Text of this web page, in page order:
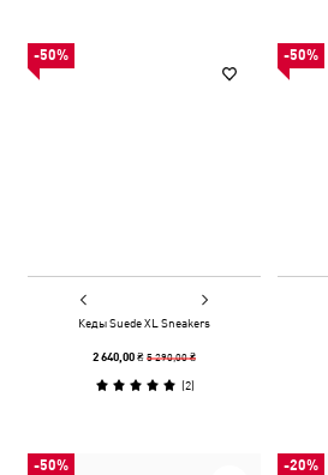
-50%
Кеды Suede XL Sneakers
2 640,00 ₴5 290,00 ₴
(2)
-50%
-50% -20%